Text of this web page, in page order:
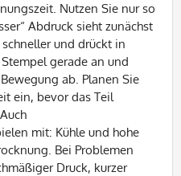
Nutzen Sie nur so
Abdruck sieht zunächst
und drückt in
gerade an und
ab. Planen Sie
ein, bevor das Teil
mit: Kühle und hohe
Bei Problemen
Druck, kurzer